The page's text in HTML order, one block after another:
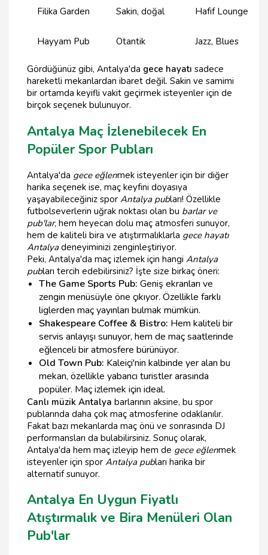
Filika Garden Sakin, doğal Hafif Lounge
Hayyam Pub Otantik Jazz, Blues
Gördüğünüz gibi, Antalya'da gece hayatı sadece
hareketli mekanlardan ibaret değil. Sakin ve samimi
bir ortamda keyifli vakit geçirmek isteyenler için de
birçok seçenek bulunuyor.
Antalya Maç İzlenebilecek En
Popüler Spor Pubları
Antalya'da gece eğlenmek isteyenler için bir diğer
harika seçenek ise, maç keyfini doyasıya
yaşayabileceğiniz spor Antalya pubları! Özellikle
futbolseverlerin uğrak noktası olan bu barlar ve
pub'lar, hem heyecan dolu maç atmosferi sunuyor,
hem de kaliteli bira ve atıştırmalıklarla gece hayatı
Antalyadeneyiminizi zenginleştiriyor.
Peki, Antalya'da maç izlemek için hangi Antalya
pubları tercih edebilirsiniz? İşte size birkaç öneri:
The Game Sports Pub: Geniş ekranları ve
zengin menüsüyle öne çıkıyor. Özellikle farklı
liglerden maç yayınları bulmak mümkün.
Shakespeare Coffee & Bistro: Hem kaliteli bir
servis anlayışı sunuyor, hem de maç saatlerinde
eğlenceli bir atmosfere bürünüyor.
Old Town Pub: Kaleiçi'nin kalbinde yer alan bu
mekan, özellikle yabancı turistler arasında
popüler. Maç izlemek için ideal.
Canlı müzik Antalya barlarının aksine, bu spor
publarında daha çok maç atmosferine odaklanılır.
Fakat bazı mekanlarda maç önü ve sonrasında DJ
performansları da bulabilirsiniz. Sonuç olarak,
Antalya'da hem maç izleyip hem de gece eğlenmek
isteyenler için spor Antalya pubları harika bir
alternatif sunuyor.
Antalya En Uygun Fiyatlı
Atıştırmalık ve Bira Menüleri Olan
Pub'lar